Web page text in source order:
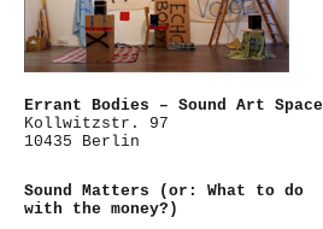
Errant Bodies – Sound Art Space
Kollwitzstr. 97
10435 Berlin
Sound Matters (or: What to do
with the money?)